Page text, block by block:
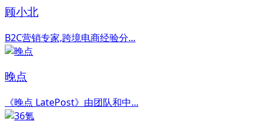
顾小北
B2C营销专家,跨境电商经验分...
晚点
《晚点 LatePost》由团队和中...